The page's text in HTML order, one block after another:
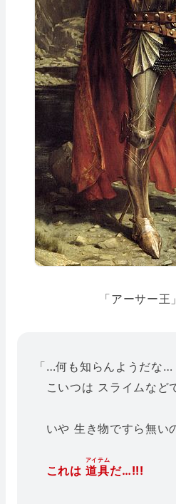
「アーサー王
「…何も知らんようだな…
こいつは スライムな
いや 生き物ですら無い
これは 道具
アイテム
だ…!!!